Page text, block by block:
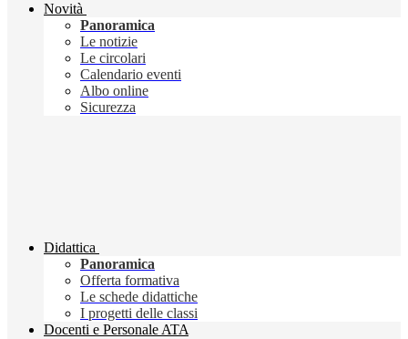
Novità
Panoramica
Le notizie
Le circolari
Calendario eventi
Albo online
Sicurezza
Didattica
Panoramica
Offerta formativa
Le schede didattiche
I progetti delle classi
Docenti e Personale ATA